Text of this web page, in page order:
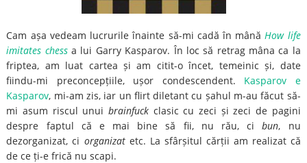
Cam așa vedeam lucrurile înainte să-mi cadă în mână How life
imitates chessa lui Garry Kasparov. În loc să retrag mâna ca la
friptea, am luat cartea și am citit-o încet, temeinic și, date
fiindu-mi preconcepțiile, ușor condescendent. Kasparov e
Kasparov, mi-am zis, iar un flirt diletant cu șahul m-au făcut să-
mi asum riscul unuibrainfuck clasic cu zeci și zeci de pagini
despre faptul că e mai bine să fii, nu rău, cibun, nu
dezorganizat, ci organizatetc. La sfârșitul cărții am realizat că
de ce ți-e frică nu scapi.